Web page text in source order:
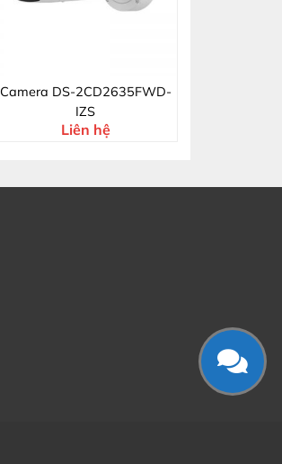
Camera DS-2CD2635FWD-
IZS
Liên hệ